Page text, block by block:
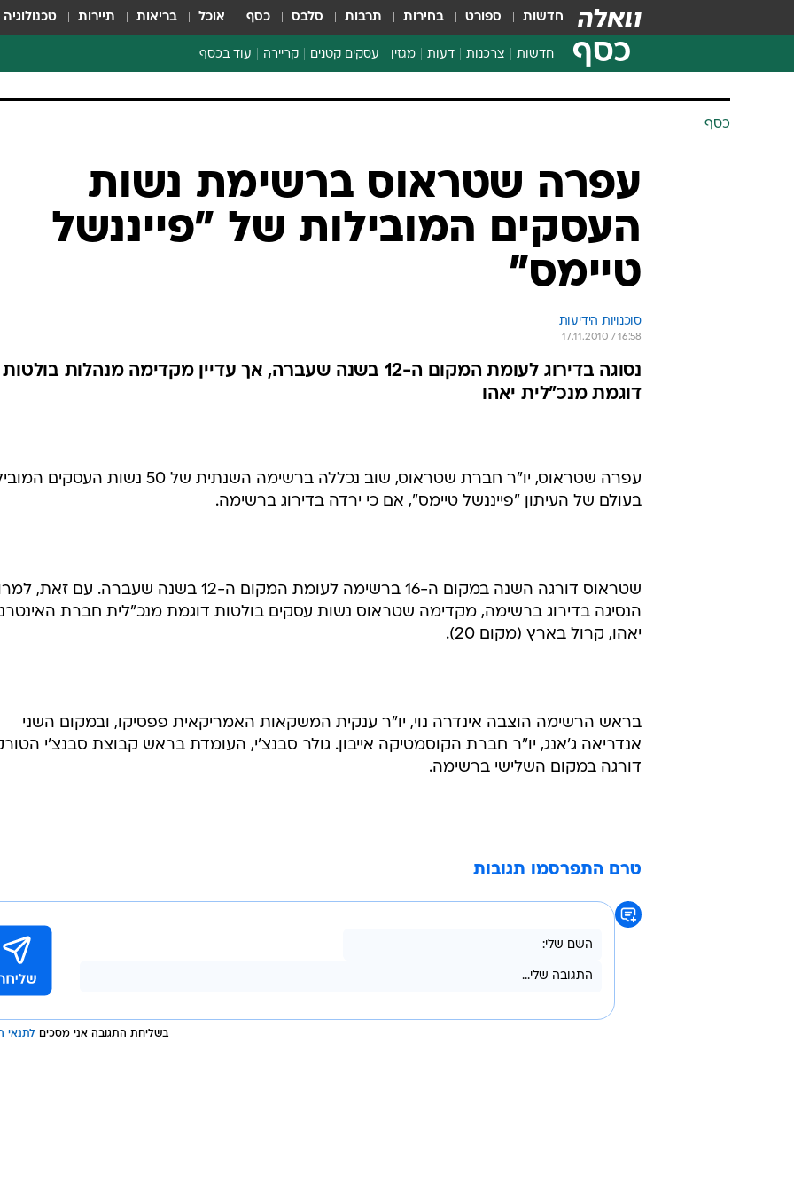
חדשות ספורט בחירות תרבות סלבס כסף אוכל בריאות תיירות טכנולוגיה
כסף חדשות צרכנות
צרכנות פיננסית
דעות מגזין עסקים קטנים קריירה עוד בכסף
הלאונג'
ספורט ביזנס
כסף
עפרה שטראוס ברשימת נשות
העסקים המובילות של "פייננשל
טיימס"
סוכנויות הידיעות
17.11.2010 / 16:58
נסוגה בדירוג לעומת המקום ה-12 בשנה שעברה, אך עדיין מקדימה מנהלות בולטות
דוגמת מנכ"לית יאהו
עפרה שטראוס, יו"ר חברת שטראוס, שוב נכללה ברשימה השנתית של 50 נשות
בעולם של העיתון "פייננשל טיימס", אם כי ירדה בדירוג ברשימה.
שטראוס דורגה השנה במקום ה-16 ברשימה לעומת המקום ה-12 בשנה שעברה. עם
הנסיגה בדירוג ברשימה, מקדימה שטראוס נשות עסקים בולטות דוגמת מנכ"לית חברת
יאהו, קרול בארץ (מקום 20).
בראש הרשימה הוצבה אינדרה נוי, יו"ר ענקית המשקאות האמריקאית פפסיקו, ובמקום השני
אנדריאה ג'אנג, יו"ר חברת הקוסמטיקה אייבון. גולר סבנצ'י, העומדת בראש קבוצת סבנצ'י
דורגה במקום השלישי ברשימה.
טרם התפרסמו תגובות
בשליחת התגובה אני מסכים לתנאי